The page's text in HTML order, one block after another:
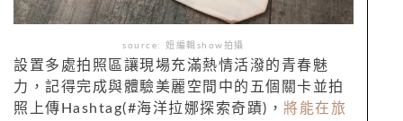
source: 妞編輯show拍攝
設置多處拍照區讓現場充滿熱情活潑的青春魅
力，記得完成與體驗美麗空間中的五個關卡並拍
照上傳Hashtag(#海洋拉娜探索奇蹟)， 將能在旅